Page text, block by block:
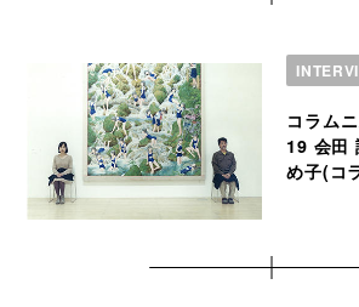
コラム
19 会田
め子(コ